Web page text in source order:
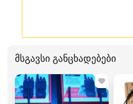
მსგავსი განცხადებები